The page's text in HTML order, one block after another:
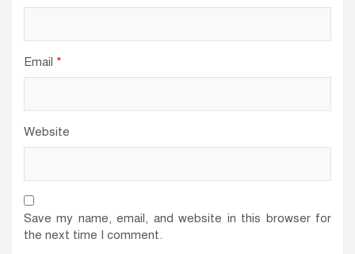
Email *
Website
Save my name, email, and website in this browser for
the next time I comment.